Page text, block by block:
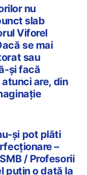
nu
slab
Viforel
se mai
sau
și facă
are, din
și pot plăti
–
/ Profesorii
puțin o dată la